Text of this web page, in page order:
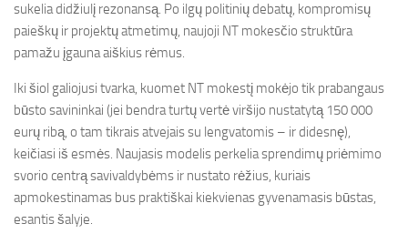
sukelia didžiulį rezonansą. Po ilgų politinių debatų, kompromisų
paieškų ir projektų atmetimų, naujoji NT mokesčio struktūra
pamažu įgauna aiškius rėmus.
Iki šiol galiojusi tvarka, kuomet NT mokestį mokėjo tik prabangaus
būsto savininkai (jei bendra turtų vertė viršijo nustatytą 150 000
eurų ribą, o tam tikrais atvejais su lengvatomis – ir didesnę),
keičiasi iš esmės. Naujasis modelis perkelia sprendimų priėmimo
svorio centrą savivaldybėms ir nustato rėžius, kuriais
apmokestinamas bus praktiškai kiekvienas gyvenamasis būstas,
esantis šalyje.